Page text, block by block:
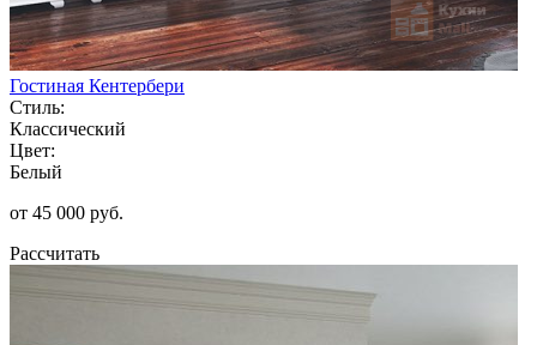
Гостиная Кентербери
Стиль:
Классический
Цвет:
Белый
от 45 000 руб.
Рассчитать